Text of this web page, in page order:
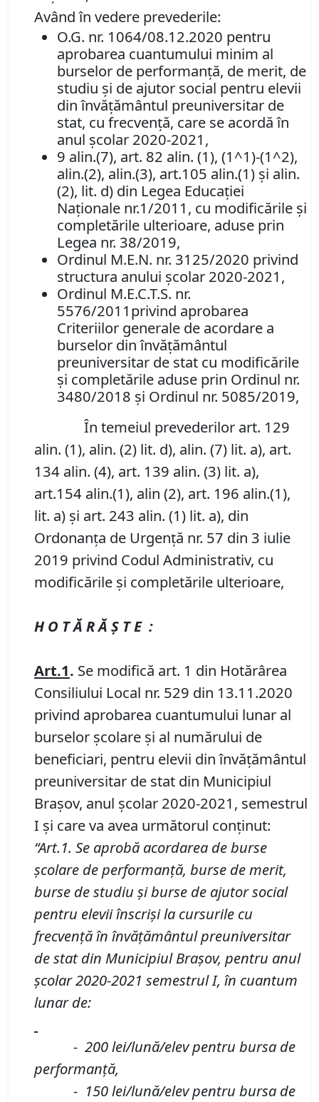
Având în vedere prevederile:
O.G. nr. 1064/08.12.2020 pentru
aprobarea cuantumului minim al
burselor de performanță, de merit, de
studiu și de ajutor social pentru elevii
din învățământul preuniversitar de
stat, cu frecvență, care se acordă în
anul școlar 2020-2021,
9 alin.(7), art. 82 alin. (1), (1^1)-(1^2),
alin.(2), alin.(3), art.105 alin.(1) şi alin.
(2), lit. d) din Legea Educaţiei
Naţionale nr.1/2011, cu modificările şi
completările ulterioare, aduse prin
Legea nr. 38/2019,
Ordinul M.E.N. nr. 3125/2020 privind
structura anului școlar 2020-2021,
Ordinul M.E.C.T.S. nr.
5576/2011privind aprobarea
Criteriilor generale de acordare a
burselor din învățământul
preuniversitar de stat cu modificările
și completările aduse prin Ordinul nr.
3480/2018 și Ordinul nr. 5085/2019,
În temeiul prevederilor art. 129
alin. (1), alin. (2) lit. d), alin. (7) lit. a), art.
134 alin. (4), art. 139 alin. (3) lit. a),
art.154 alin.(1), alin (2), art. 196 alin.(1),
lit. a) și art. 243 alin. (1) lit. a), din
Ordonanța de Urgență nr. 57 din 3 iulie
2019 privind Codul Administrativ, cu
modificările și completările ulterioare,
H O T Ă R Ă Ş T E :
Art.1. Se modifică art. 1 din Hotărârea
Consiliului Local nr. 529 din 13.11.2020
privind aprobarea cuantumului lunar al
burselor școlare și al numărului de
beneficiari, pentru elevii din învățământul
preuniversitar de stat din Municipiul
Brașov, anul școlar 2020-2021, semestrul
I și care va avea următorul conținut:
“Art.1. Se aprobă acordarea de burse
școlare de performanţă, burse de merit,
burse de studiu și burse de ajutor social
pentru elevii înscrişi la cursurile cu
frecvenţă în învăţământul preuniversitar
de stat din Municipiul Braşov, pentru anul
şcolar 2020-2021 semestrul I, în cuantum
lunar de:
- 200 lei/lună/elev pentru bursa de
performanță,
- 150 lei/lună/elev pentru bursa de